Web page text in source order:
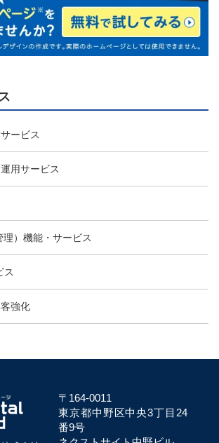
ービス
用サービス
）機能・サービス
ス
強化
〒164-0011
東京都中野区中央3丁目24
番9号